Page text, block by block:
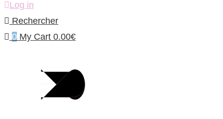
Log in
Rechercher
0 My Cart 0.00€